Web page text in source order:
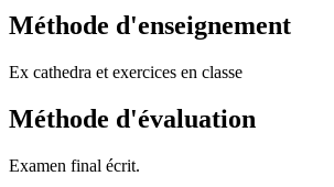
Méthode d'enseignement
Ex cathedra et exercices en classe
Méthode d'évaluation
Examen final écrit.